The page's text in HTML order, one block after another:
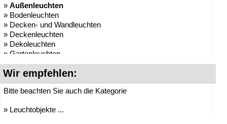
» Außenleuchten
» Bodenleuchten
» Decken- und Wandleuchten
» Deckenleuchten
» Dekoleuchten
» Gartenleuchten
» Leuchten-Serien
» Pendelleuchten / Hängelleuchten
» Spots
» Stehleuchten
Wir empfehlen:
Bitte beachten Sie auch die Kategorie
» Leuchtobjekte ...